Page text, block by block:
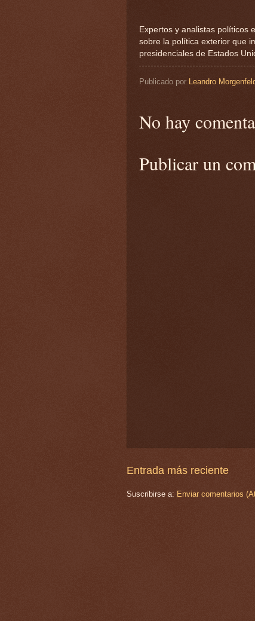
Expertos y analistas políticos
sobre la política exterior que
presidenciales de Estados
Publicado por Leandro
No hay
Publicar un
Entrada más reciente
Suscribirse a: Enviar comentarios